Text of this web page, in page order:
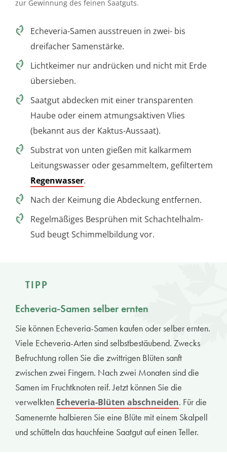
zur Gewinnung des feinen Saatguts.
Echeveria-Samen ausstreuen in zwei- bis
dreifacher Samenstärke.
Lichtkeimer nur andrücken und nicht mit Erde
übersieben.
Saatgut abdecken mit einer transparenten
Haube oder einem atmungsaktiven Vlies
(bekannt aus der Kaktus-Aussaat).
Substrat von unten gießen mit kalkarmem
Leitungswasser oder gesammeltem, gefiltertem
Regenwasser.
Nach der Keimung die Abdeckung entfernen.
Regelmäßiges Besprühen mit Schachtelhalm-
Sud beugt Schimmelbildung vor.
TIPP
Echeveria-Samen selber ernten
Sie können Echeveria-Samen kaufen oder selber ernten.
Viele Echeveria-Arten sind selbstbestäubend. Zwecks
Befruchtung rollen Sie die zwittrigen Blüten sanft
zwischen zwei Fingern. Nach zwei Monaten sind die
Samen im Fruchtknoten reif. Jetzt können Sie die
verwelkten Echeveria-Blüten abschneiden. Für die
Samenernte halbieren Sie eine Blüte mit einem Skalpell
und schütteln das hauchfeine Saatgut auf einen Teller.